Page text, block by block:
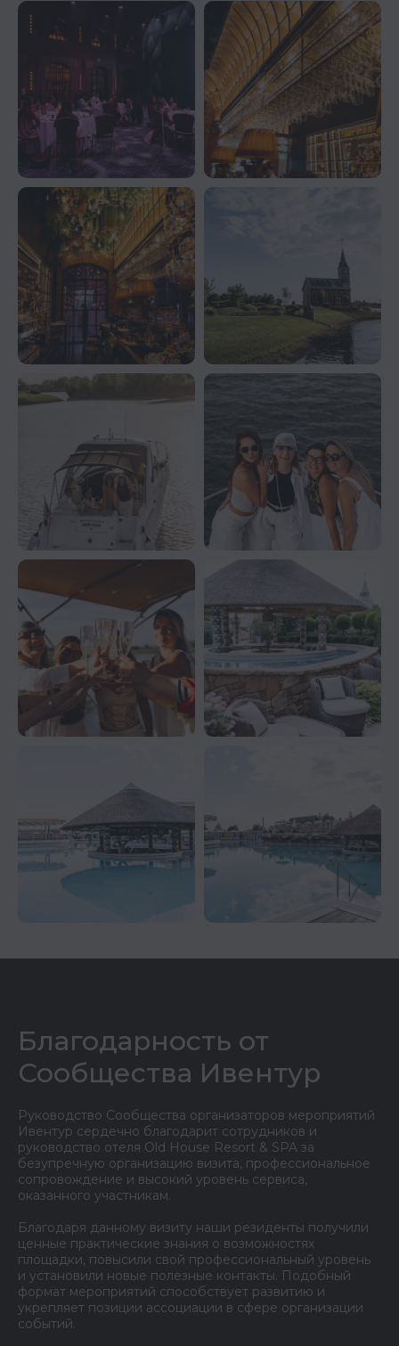
Благодарность от
Сообщества Ивентур
Руководство Сообщества организаторов мероприятий
Ивентур сердечно благодарит сотрудников и
руководство отеля Old House Resort & SPA за
безупречную организацию визита, профессиональное
сопровождение и высокий уровень сервиса,
оказанного участникам.
Благодаря данному визиту наши резиденты получили
ценные практические знания о возможностях
площадки, повысили свой профессиональный уровень
и установили новые полезные контакты. Подобный
формат мероприятий способствует развитию и
укрепляет позиции ассоциации в сфере организации
событий.